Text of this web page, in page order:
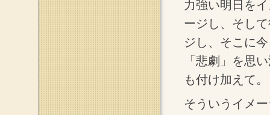
力強い明日を
ージし、そし
ジし、そこに
「悲劇」を思
も付け加えて。
そういうイメ